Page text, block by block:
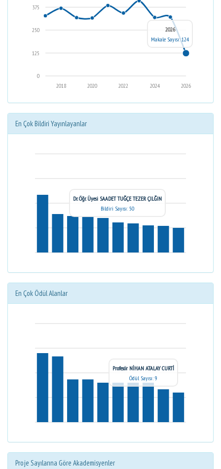
0
125
250
375
2026
2024
2022
2020
2018
2026
Makale Sayısı: 124
En Çok Bildiri Yayınlayanlar
Dr. Öğr. Üyesi SAADET TUĞÇE TEZER ÇILĞIN
Bildiri Sayısı: 50
En Çok Ödül Alanlar
Profesör NİHAN ATALAY CURTİ
Ödül Sayısı: 9
Proje Sayılarına Göre Akademisyenler